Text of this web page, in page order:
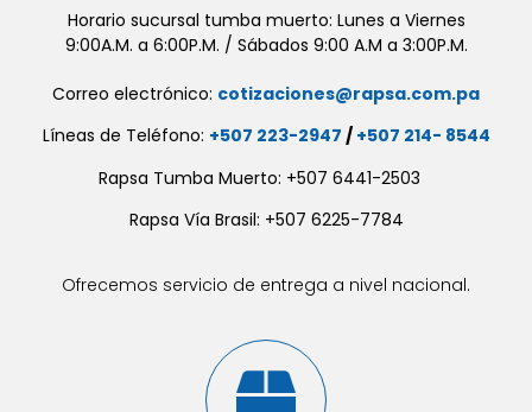
Horario sucursal tumba muerto: Lunes a Viernes
9:00A.M. a 6:00P.M. / Sábados 9:00 A.M a 3:00P.M.
Correo electrónico: cotizaciones@rapsa.com.pa
Líneas de Teléfono: +507 223-2947 / +507 214- 8544
Rapsa Tumba Muerto: +507 6441-2503
Rapsa Vía Brasil: +507 6225-7784
Ofrecemos servicio de entrega a nivel nacional.